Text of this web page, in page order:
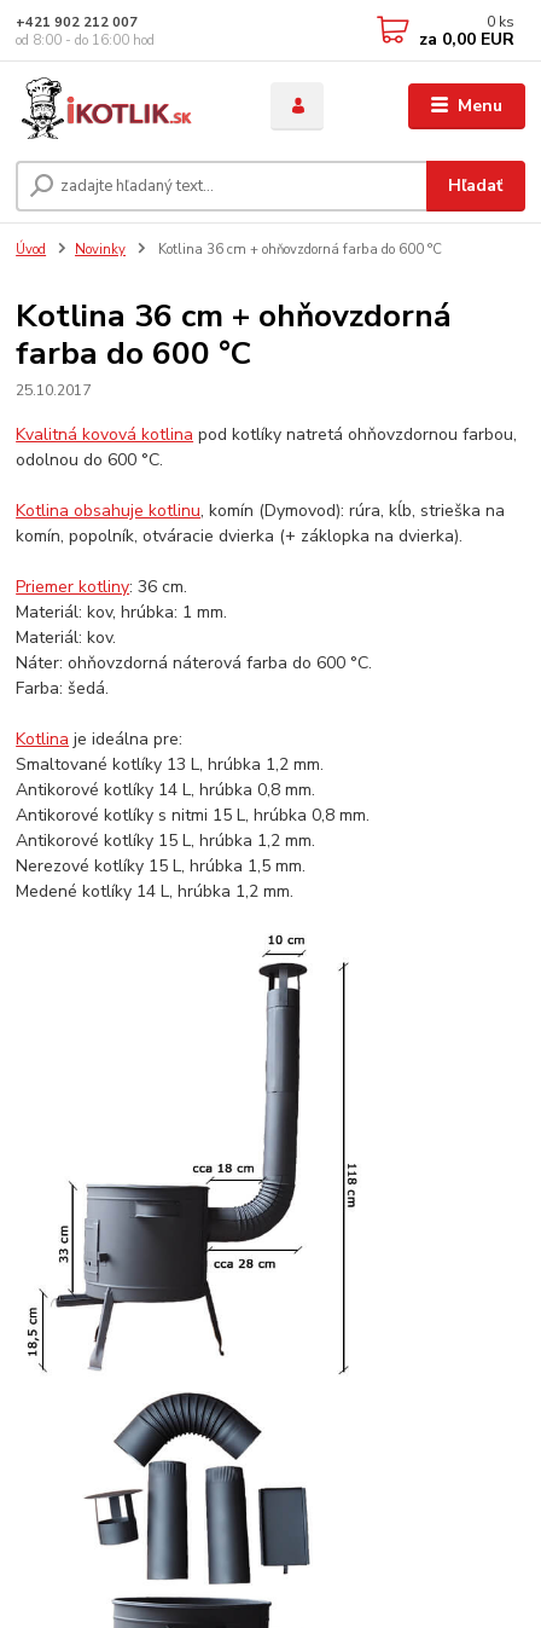
Menu
Hľadať
+421 902 212 007
od 8:00 - do 16:00 hod
0 ks
za 0,00 EUR
Úvod Novinky Kotlina 36 cm + ohňovzdorná farba do 600 °C
Kotlina 36 cm + ohňovzdorná
farba do 600 °C
25.10.2017
Kvalitná kovová kotlina pod kotlíky natretá ohňovzdornou farbou,
odolnou do 600 °C.
Kotlina obsahuje kotlinu, komín (Dymovod): rúra, kĺb, strieška na
komín, popolník, otváracie dvierka (+ záklopka na dvierka).
Priemer kotliny: 36 cm.
Materiál: kov, hrúbka: 1 mm.
Materiál: kov.
Náter: ohňovzdorná náterová farba do 600 °C.
Farba: šedá.
Kotlina je ideálna pre:
Smaltované kotlíky 13 L, hrúbka 1,2 mm.
Antikorové kotlíky 14 L, hrúbka 0,8 mm.
Antikorové kotlíky s nitmi 15 L, hrúbka 0,8 mm.
Antikorové kotlíky 15 L, hrúbka 1,2 mm.
Nerezové kotlíky 15 L, hrúbka 1,5 mm.
Medené kotlíky 14 L, hrúbka 1,2 mm.